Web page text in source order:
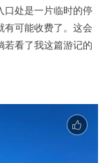
口处是一片临时的停
有可能收费了。这会
若看了我这篇游记的